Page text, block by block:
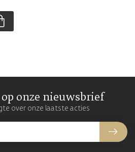
onze nieuwsbrief
over onze laatste acties